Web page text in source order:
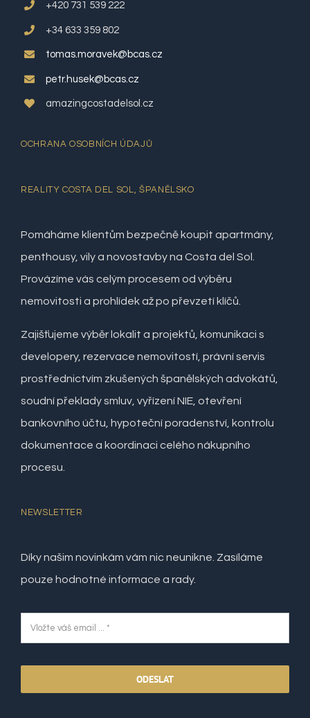
+420 731 539 222
+34 633 359 802
tomas.moravek@bcas.cz
petr.husek@bcas.cz
amazingcostadelsol.cz
OCHRANA OSOBNÍCH ÚDAJŮ
REALITY COSTA DEL SOL, ŠPANĚLSKO
Pomáháme klientům bezpečně koupit apartmány,
penthousy, vily a novostavby na Costa del Sol.
Provázíme vás celým procesem od výběru
nemovitosti a prohlídek až po převzetí klíčů.
Zajišťujeme výběr lokalit a projektů, komunikaci s
developery, rezervace nemovitostí, právní servis
prostřednictvím zkušených španělských advokátů,
soudní překlady smluv, vyřízení NIE, otevření
bankovního účtu, hypoteční poradenství, kontrolu
dokumentace a koordinaci celého nákupního
procesu.
NEWSLETTER
Díky našim novinkám vám nic neunikne. Zasíláme
pouze hodnotné informace a rady.
ODESLAT